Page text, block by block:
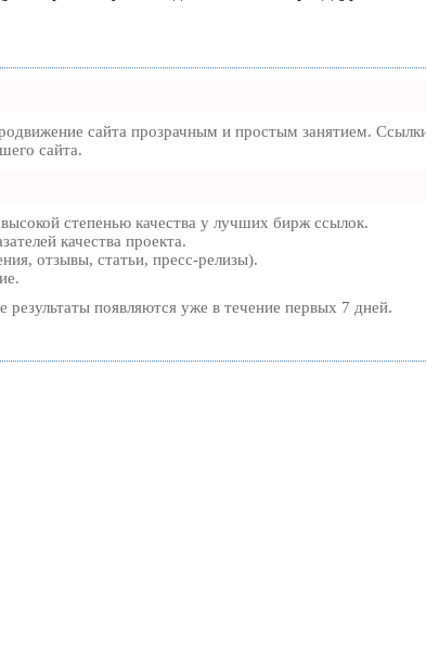
сайта прозрачным и простым занятием.
сайта.
степенью качества у лучших бирж ссылок.
качества проекта.
отзывы, статьи, пресс-релизы).
результаты появляются уже в течение первых 7 дней.